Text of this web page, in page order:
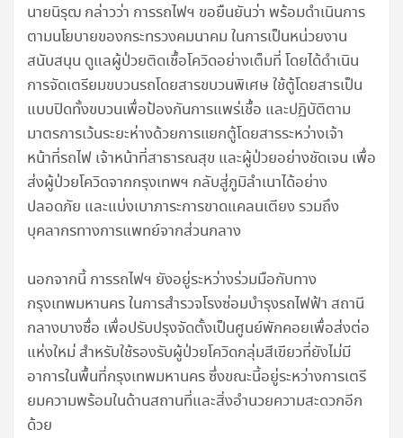
นายนิรุฒ กล่าวว่า การรถไฟฯ ขอยืนยันว่า พร้อมดำเนินการ
ตามนโยบายของกระทรวงคมนาคม ในการเป็นหน่วยงาน
สนับสนุน ดูแลผู้ป่วยติดเชื้อโควิดอย่างเต็มที่ โดยได้ดำเนิน
การจัดเตรียมขบวนรถโดยสารขบวนพิเศษ ใช้ตู้โดยสารเป็น
แบบปิดทั้งขบวนเพื่อป้องกันการแพร่เชื้อ และปฏิบัติตาม
มาตรการเว้นระยะห่างด้วยการแยกตู้โดยสารระหว่างเจ้า
หน้าที่รถไฟ เจ้าหน้าที่สาธารณสุข และผู้ป่วยอย่างชัดเจน เพื่อ
ส่งผู้ป่วยโควิดจากกรุงเทพฯ กลับสู่ภูมิลำเนาได้อย่าง
ปลอดภัย และแบ่งเบาภาระการขาดแคลนเตียง รวมถึง
บุคลากรทางการแพทย์จากส่วนกลาง
นอกจากนี้ การรถไฟฯ ยังอยู่ระหว่างร่วมมือกับทาง
กรุงเทพมหานคร ในการสำรวจโรงซ่อมบำรุงรถไฟฟ้า สถานี
กลางบางซื่อ เพื่อปรับปรุงจัดตั้งเป็นศูนย์พักคอยเพื่อส่งต่อ
แห่งใหม่ สำหรับใช้รองรับผู้ป่วยโควิดกลุ่มสีเขียวที่ยังไม่มี
อาการในพื้นที่กรุงเทพมหานคร ซึ่งขณะนี้อยู่ระหว่างการเตรี
ยมความพร้อมในด้านสถานที่และสิ่งอำนวยความสะดวกอีก
ด้วย